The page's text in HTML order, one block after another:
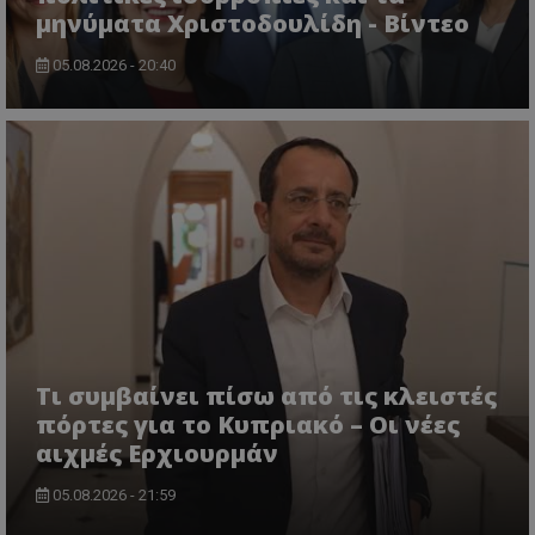
μηνύματα Χριστοδουλίδη - Βίντεο
05.08.2026 - 20:40
Τι συμβαίνει πίσω από τις κλειστές
πόρτες για το Κυπριακό – Οι νέες
αιχμές Ερχιουρμάν
05.08.2026 - 21:59
ASP.NET_SessionId
Microsoft Corporation
VISITOR_PRIVACY_METADATA
YouTube